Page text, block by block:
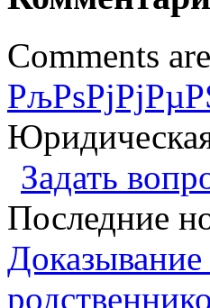
Comments
Задать
Последние